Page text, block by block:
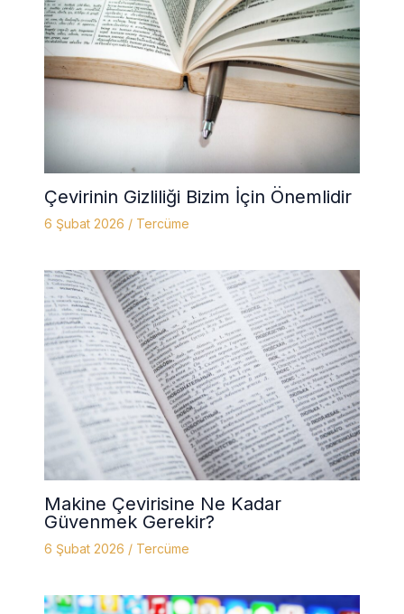
Çevirinin Gizliliği Bizim İçin Önemlidir
6 Şubat 2026 / Tercüme
Makine Çevirisine Ne Kadar
Güvenmek Gerekir?
6 Şubat 2026 / Tercüme